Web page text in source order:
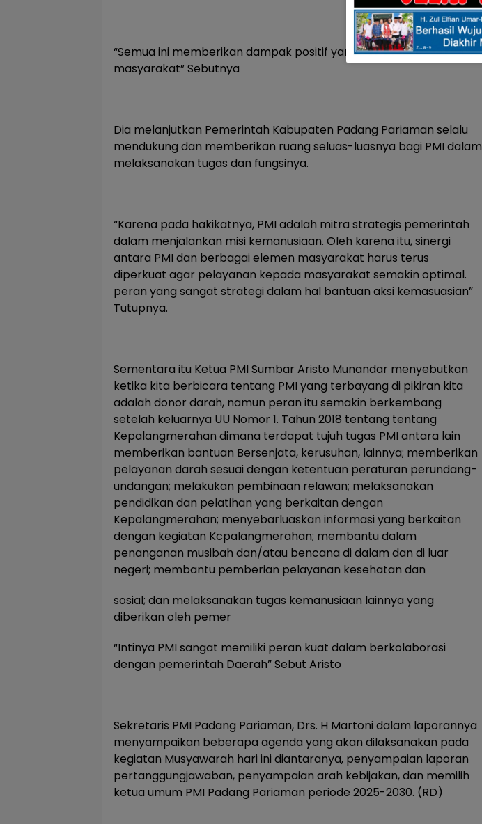
“Semua ini memberikan dampak positif yang nyata bagi
masyarakat” Sebutnya
Dia melanjutkan Pemerintah Kabupaten Padang Pariaman selalu
mendukung dan memberikan ruang seluas-luasnya bagi PMI dalam
melaksanakan tugas dan fungsinya.
“Karena pada hakikatnya, PMI adalah mitra strategis pemerintah
dalam menjalankan misi kemanusiaan. Oleh karena itu, sinergi
antara PMI dan berbagai elemen masyarakat harus terus
diperkuat agar pelayanan kepada masyarakat semakin optimal.
peran yang sangat strategi dalam hal bantuan aksi kemasuasian”
Tutupnya.
Sementara itu Ketua PMI Sumbar Aristo Munandar menyebutkan
ketika kita berbicara tentang PMI yang terbayang di pikiran kita
adalah donor darah, namun peran itu semakin berkembang
setelah keluarnya UU Nomor 1. Tahun 2018 tentang tentang
Kepalangmerahan dimana terdapat tujuh tugas PMI antara lain
memberikan bantuan Bersenjata, kerusuhan, lainnya; memberikan
pelayanan darah sesuai dengan ketentuan peraturan perundang-
undangan; melakukan pembinaan relawan; melaksanakan
pendidikan dan pelatihan yang berkaitan dengan
Kepalangmerahan; menyebarluaskan informasi yang berkaitan
dengan kegiatan Kcpalangmerahan; membantu dalam
penanganan musibah dan/atau bencana di dalam dan di luar
negeri; membantu pemberian pelayanan kesehatan dan
sosial; dan melaksanakan tugas kemanusiaan lainnya yang
diberikan oleh pemer
“Intinya PMI sangat memiliki peran kuat dalam berkolaborasi
dengan pemerintah Daerah” Sebut Aristo
Sekretaris PMI Padang Pariaman, Drs. H Martoni dalam laporannya
menyampaikan beberapa agenda yang akan dilaksanakan pada
kegiatan Musyawarah hari ini diantaranya, penyampaian laporan
pertanggungjawaban, penyampaian arah kebijakan, dan memilih
ketua umum PMI Padang Pariaman periode 2025-2030. (RD)